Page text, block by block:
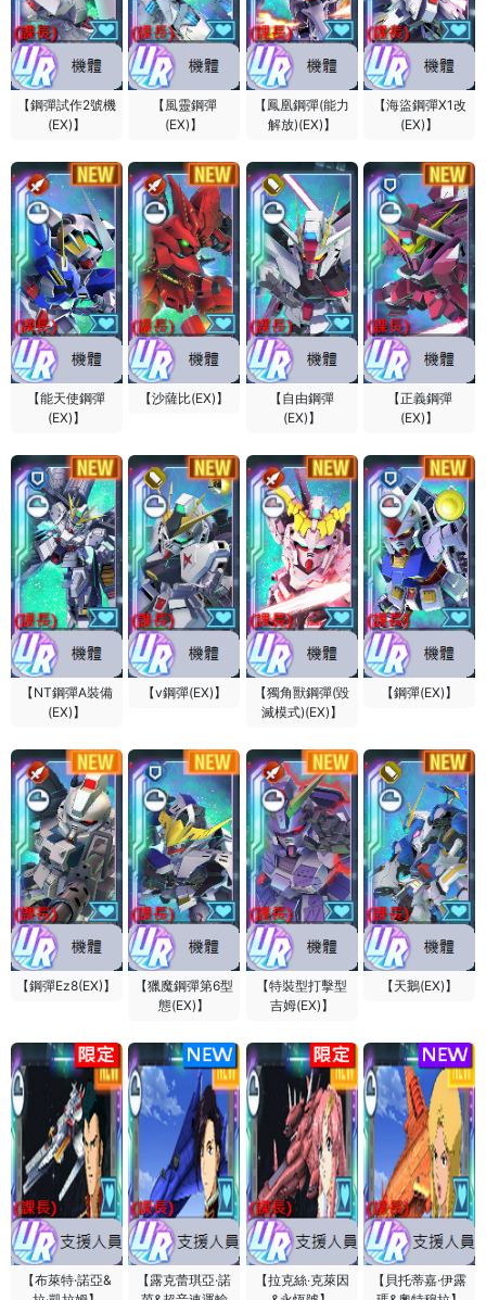
【鋼彈試作2號機
(EX)】
【風靈鋼彈
(EX)】
【鳳凰鋼彈(能力
解放)(EX)】
【海盜鋼彈X1改
(EX)】
【能天使鋼彈
(EX)】
【沙薩比(EX)】
【自由鋼彈
(EX)】
【正義鋼彈
(EX)】
【NT鋼彈A裝備
(EX)】
【v鋼彈(EX)】
【獨角獸鋼彈(毀
滅模式)(EX)】
【鋼彈(EX)】
【鋼彈Ez8(EX)】
【獵魔鋼彈第6型
態(EX)】
【特裝型打擊型
吉姆(EX)】
【天鵝(EX)】
【布萊特·諾亞&
【露克蕾琪亞·諾
【拉克絲‧克萊因
【貝托蒂嘉·伊露